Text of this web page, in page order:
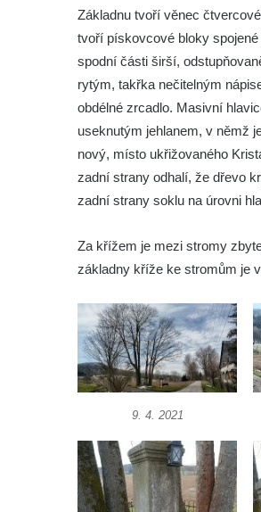
Boží muka na křižovatce
Malší ve Velešíně
Centrální kříž hřbitova ve
Kříž u kostela svatého
Kříž na zahradě domu čp.
Kříž u fary v Římově
Kříž u lípy Jana Gurreho v
Centrální kříž hřbitova v
Kříž poblíž domu čp. 169 v
Kříž na návsi v Plavu
Boží muka v Plavu
Kříž u Obrázku
Práchně
Kříž na rozcestí u domu čp.
Podluží
Görnerův kříž u silnice č.
Základnu tvoří věnec
tvoří pískovcové bloky
spodní části širší,
rytým, takřka nečitelným
obdélné zrcadlo. Masivní
useknutým jehlanem, v němž
nový, místo ukřižovaného
zadní strany odhalí, že dřevo
zadní strany soklu na úrovni
Za křížem je mezi stromy
základny kříže ke stromům je
9. 4. 2021